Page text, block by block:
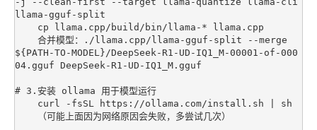
llama-gguf-split
${PATH-TO-MODEL}/DeepSeek-R1-UD-IQ1_M-00001-of-000
04.gguf DeepSeek-R1-UD-IQ1_M.gguf
# 3.安装 ollama 用于模型运行